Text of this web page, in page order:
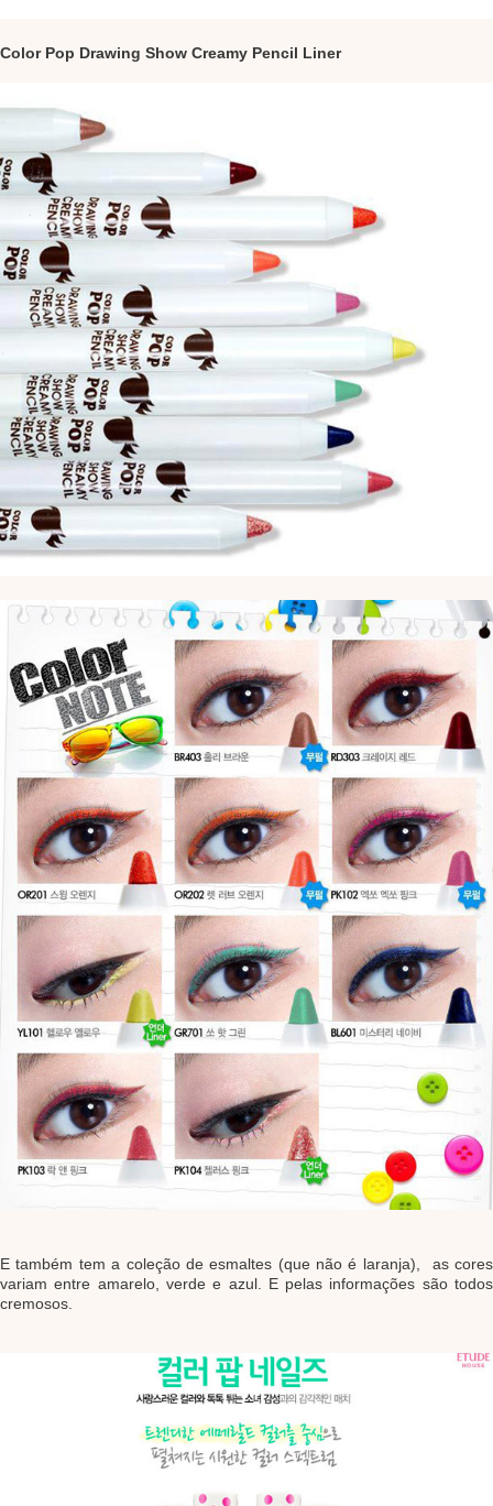
Color Pop Drawing Show Creamy Pencil Liner
E também tem a coleção de esmaltes (que não é laranja), as cores
variam entre amarelo, verde e azul. E pelas informações são todos
cremosos.